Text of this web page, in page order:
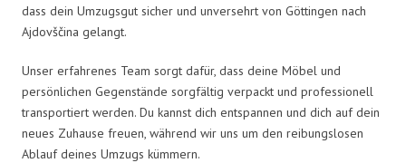
dass dein Umzugsgut sicher und unversehrt von Göttingen nach
Ajdovščina gelangt.
Unser erfahrenes Team sorgt dafür, dass deine Möbel und
persönlichen Gegenstände sorgfältig verpackt und professionell
transportiert werden. Du kannst dich entspannen und dich auf dein
neues Zuhause freuen, während wir uns um den reibungslosen
Ablauf deines Umzugs kümmern.